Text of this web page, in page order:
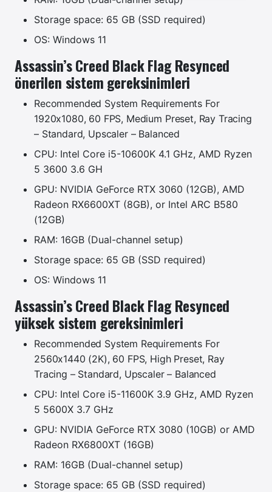
Storage space: 65 GB (SSD required)
OS: Windows 11
Assassin’s Creed Black Flag Resynced
önerilen sistem gereksinimleri
Recommended System Requirements For
1920x1080, 60 FPS, Medium Preset, Ray Tracing
– Standard, Upscaler – Balanced
CPU: Intel Core i5-10600K 4.1 GHz, AMD Ryzen
5 3600 3.6 GH
GPU: NVIDIA GeForce RTX 3060 (12GB), AMD
Radeon RX6600XT (8GB), or Intel ARC B580
(12GB)
RAM: 16GB (Dual-channel setup)
Storage space: 65 GB (SSD required)
OS: Windows 11
Assassin’s Creed Black Flag Resynced
yüksek sistem gereksinimleri
Recommended System Requirements For
2560x1440 (2K), 60 FPS, High Preset, Ray
Tracing – Standard, Upscaler – Balanced
CPU: Intel Core i5-11600K 3.9 GHz, AMD Ryzen
5 5600X 3.7 GHz
GPU: NVIDIA GeForce RTX 3080 (10GB) or AMD
Radeon RX6800XT (16GB)
RAM: 16GB (Dual-channel setup)
Storage space: 65 GB (SSD required)